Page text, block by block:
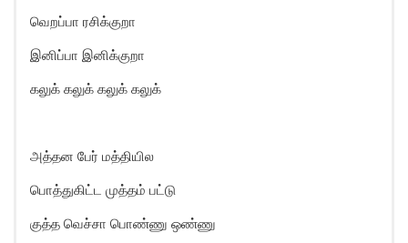
வெறப்பா ரசிக்குறா
இனிப்பா இனிக்குறா
கலுக் கலுக் கலுக் கலுக்
அத்தன பேர் மத்தியில
பொத்துகிட்ட முத்தம் பட்டு
குத்த வெச்சா பொண்ணு ஒண்ணு